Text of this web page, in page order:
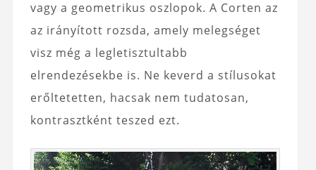
vagy a geometrikus oszlopok. A Corten az
az irányított rozsda, amely melegséget
visz még a legletisztultabb
elrendezésekbe is. Ne keverd a stílusokat
erőltetetten, hacsak nem tudatosan,
kontrasztként teszed ezt.